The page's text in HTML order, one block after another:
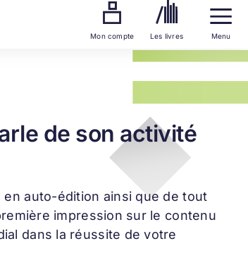
Mon compte Les livres Menu
de son activité
auto-édition ainsi que de tout
impression sur le contenu
dans la réussite de votre